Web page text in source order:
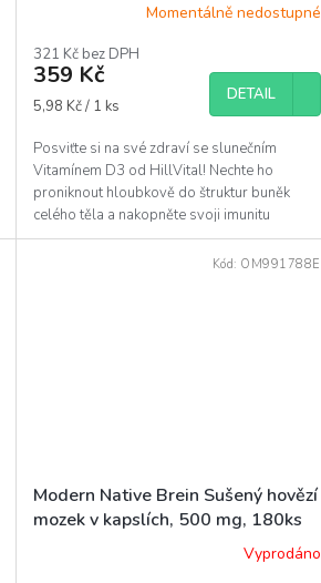
Momentálně nedostupné
321 Kč bez DPH
359 Kč
Měrná
5,98 Kč / 1 ks
DETAIL
Posviťte si na své zdraví se slunečním
Vitamínem D3 od HillVital! Nechte ho
proniknout hloubkově do štruktur buněk
celého těla a nakopněte svoji imunitu
rychlostí slunce. A to...
Modern Native Brein Sušený hovězí
mozek v kapslích, 500 mg, 180ks
Vyprodáno
Kód: OM991788E